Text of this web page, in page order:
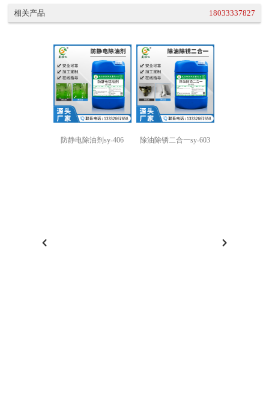
相关产品 18033337827
防静电除油剂sy-406 除油除锈二合一sy-603